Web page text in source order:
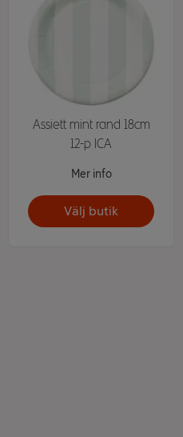
Assiett mint rand 18cm
12-p ICA
Mer info
Välj butik